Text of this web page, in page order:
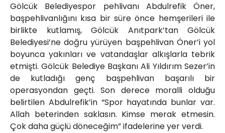
Gölcük Belediyespor pehlivanı Abdulrefik Öner,
başpehlivanlığını kısa bir süre önce hemşerileri ile
birlikte kutlamış, Gölcük Anıtpark’tan Gölcük
Belediyesi’ne doğru yürüyen başpehlivan Öner’i yol
boyunca yakınları ve vatandaşlar alkışlarla tebrik
etmişti. Gölcük Belediye Başkanı Ali Yıldırım Sezer’in
de kutladığı genç başpehlivan başarılı bir
operasyondan geçti. Son derece moralli olduğu
belirtilen Abdulrefik’in “Spor hayatında bunlar var.
Allah beterinden saklasın. Kimse merak etmesin.
Çok daha güçlü döneceğim” ifadelerine yer verdi.